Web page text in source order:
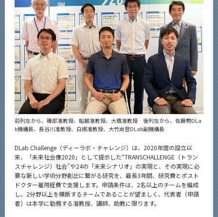
前列左から、磯部准教授、船越准教授、大橋准教授 後列左から、佐藤勲DLa
b機構長、長谷川准教授、白根准教授、大竹尚登DLab副機構長
DLab Challenge（ディーラボ・チャレンジ）は、2020年度の設立以
来、「未来社会像2020」として提示した“TRANSCHALLENGE（トラン
スチャレンジ）社会”や24の「未来シナリオ」の実現と、その実現に必
要な新しい学術分野創出に繋がる研究を、最長3年間、研究費とポスト
ドクター雇用経費で支援します。申請条件は、2名以上のチームを編成
し、2分野以上を横断するチームであることが望ましく、代表者（申請
者）は本学に勤務する准教授、講師、助教に限ります。
News 一覧
カテゴリ別
課程別
月別
イベントカレンダー
Event Calendar
系詳細情報
CLOSE